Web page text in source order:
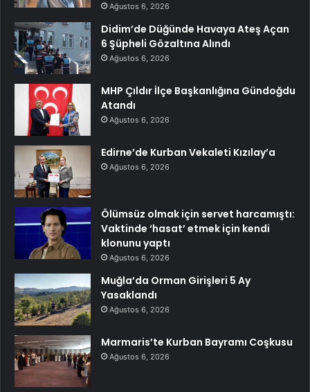
Ağustos 6, 2026
Didim’de Düğünde Havaya Ateş Açan
6 Şüpheli Gözaltına Alındı
Ağustos 6, 2026
MHP Çıldır İlçe Başkanlığına Gündoğdu
Atandı
Ağustos 6, 2026
Edirne’de Kurban Vekaleti Kızılay’a
Ağustos 6, 2026
Ölümsüz olmak için servet harcamıştı:
Vaktinde ‘hasat’ etmek için kendi
klonunu yaptı
Ağustos 6, 2026
Muğla’da Orman Girişleri 5 Ay
Yasaklandı
Ağustos 6, 2026
Marmaris’te Kurban Bayramı Coşkusu
Ağustos 6, 2026